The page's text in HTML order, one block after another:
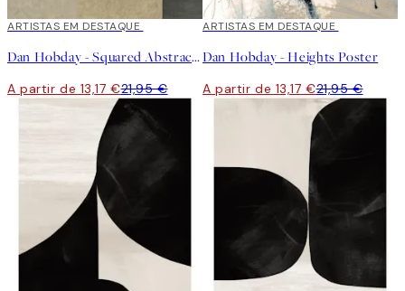
40%*
ARTISTAS EM DESTAQUE
Dan Hobday - Squared Abstract Poster
A partir de 13,17 €21,95 €
40%*
ARTISTAS EM DESTAQUE
Dan Hobday - Heights Poster
A partir de 13,17 €21,95 €